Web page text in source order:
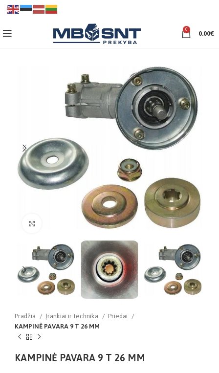
0
0.00€
Click to enlarge
Pradžia Įrankiai ir technika
Priedai
KAMPINĖ PAVARA 9 T 26 MM
KAMPINĖ PAVARA 9 T 26 MM